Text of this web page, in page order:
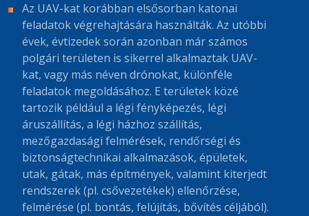
Az UAV-kat korábban elsősorban katonai
feladatok végrehajtására használták. Az utóbbi
évek, évtizedek során azonban már számos
polgári területen is sikerrel alkalmaztak UAV-
kat, vagy más néven drónokat, különféle
feladatok megoldásához. E területek közé
tartozik például a légi fényképezés, légi
áruszállítás, a légi házhoz szállítás,
mezőgazdasági felmérések, rendőrségi és
biztonságtechnikai alkalmazások, épületek,
utak, gátak, más építmények, valamint kiterjedt
rendszerek (pl. csővezetékek) ellenőrzése,
felmérése (pl. bontás, felújítás, bővítés céljából).